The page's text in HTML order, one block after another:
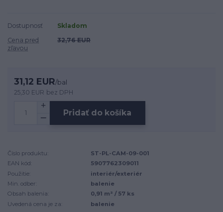
Dostupnosť
Skladom
Cena pred
zľavou
32,76 EUR
31,12 EUR/bal
25,30 EUR bez DPH
Pridať do košíka
Číslo produktu:
ST-PL-CAM-09-001
EAN kód:
5907762309011
Použitie:
interiér/exteriér
Min. odber:
balenie
Obsah balenia:
0,91 m² / 57 ks
Uvedená cena je za:
balenie